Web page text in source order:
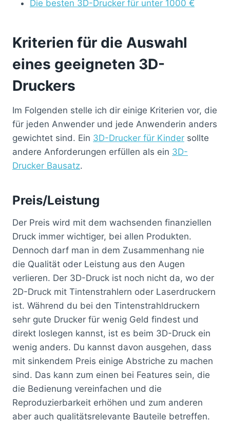
Die besten 3D-Drucker für unter 1000 €
Kriterien für die Auswahl
eines geeigneten 3D-
Druckers
Im Folgenden stelle ich dir einige Kriterien vor, die
für jeden Anwender und jede Anwenderin anders
gewichtet sind. Ein 3D-Drucker für Kinder sollte
andere Anforderungen erfüllen als ein 3D-
Drucker Bausatz.
Preis/Leistung
Der Preis wird mit dem wachsenden finanziellen
Druck immer wichtiger, bei allen Produkten.
Dennoch darf man in dem Zusammenhang nie
die Qualität oder Leistung aus den Augen
verlieren. Der 3D-Druck ist noch nicht da, wo der
2D-Druck mit Tintenstrahlern oder Laserdruckern
ist. Während du bei den Tintenstrahldruckern
sehr gute Drucker für wenig Geld findest und
direkt loslegen kannst, ist es beim 3D-Druck ein
wenig anders. Du kannst davon ausgehen, dass
mit sinkendem Preis einige Abstriche zu machen
sind. Das kann zum einen bei Features sein, die
die Bedienung vereinfachen und die
Reproduzierbarkeit erhöhen und zum anderen
aber auch qualitätsrelevante Bauteile betreffen.